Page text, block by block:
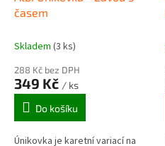
časem
Skladem (3 ks)
288 Kč bez DPH
349 Kč / ks
Do košíku
Únikovka je karetní variací na